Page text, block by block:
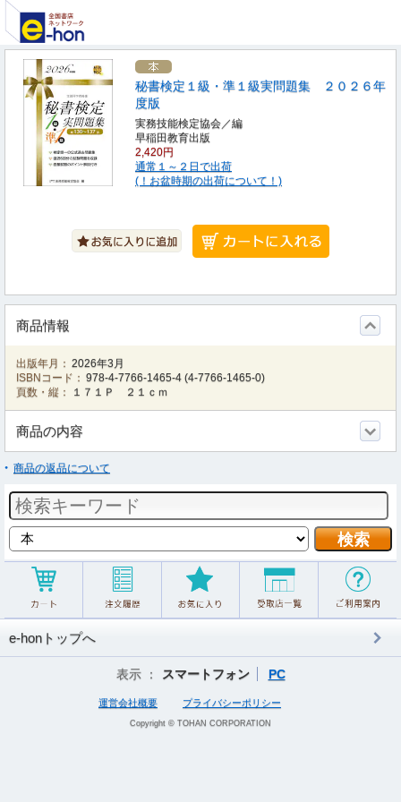
秘書検定１級・準１級実問題集 ２０２６年
度版
実務技能検定協会／編
早稲田教育出版
2,420円
通常１～２日で出荷
(！お盆時期の出荷について！)
商品情報
出版年月： 2026年3月
ISBNコード： 978-4-7766-1465-4 (4-7766-1465-0)
頁数・縦：
１７１Ｐ ２１ｃｍ
商品の内容
商品の返品について
e-honトップへ
表示 ： スマートフォン PC
運営会社概要 プライバシーポリシー
Copyright © TOHAN CORPORATION